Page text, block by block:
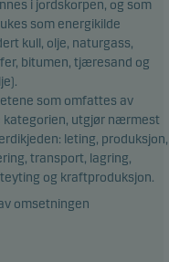
i jordskorpen, og som
som energikilde
kull, olje, naturgass,
bitumen, tjæresand og
som omfattes av
kategorien, utgjør nærmest
leting, produksjon,
transport, lagring,
og kraftproduksjon.
omsetningen